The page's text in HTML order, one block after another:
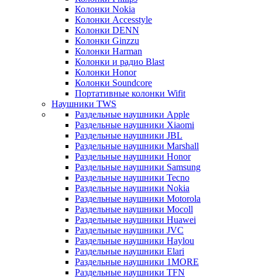
Колонки Nokia
Колонки Accesstyle
Колонки DENN
Колонки Ginzzu
Колонки Harman
Колонки и радио Blast
Колонки Honor
Колонки Soundcore
Портативные колонки Wifit
Наушники TWS
Раздельные наушники Apple
Раздельные наушники Xiaomi
Раздельные наушники JBL
Раздельные наушники Marshall
Раздельные наушники Honor
Раздельные наушники Samsung
Раздельные наушники Tecno
Раздельные наушники Nokia
Раздельные наушники Motorola
Раздельные наушники Mocoll
Раздельные наушники Huawei
Раздельные наушники JVC
Раздельные наушники Haylou
Раздельные наушники Elari
Раздельные наушники 1MORE
Раздельные наушники TFN